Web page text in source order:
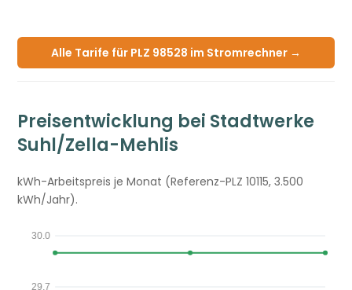
Alle Tarife für PLZ 98528 im Stromrechner →
Preisentwicklung bei Stadtwerke
Suhl/Zella-Mehlis
kWh-Arbeitspreis je Monat (Referenz-PLZ 10115, 3.500
kWh/Jahr).